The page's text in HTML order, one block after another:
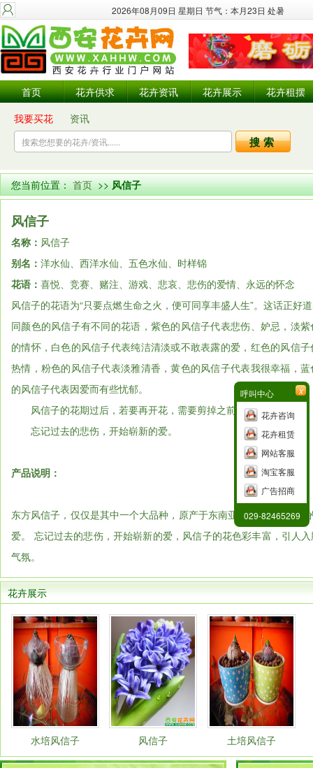
2026年08月09日 星期日 节气：本月23日 处暑
首页 花卉供求 花卉资讯 花卉展示
花卉租摆
我要买花
资讯
您当前位置：首页>>风信子
风信子
名称： 风信子
别名： 洋水仙、西洋水仙、五色水仙、时样锦
花语： 喜悦、竞赛、赌注、游戏、悲哀、悲伤的爱情、永远的怀念
风信子的花语为“只要点燃生命之火，便可同享丰盛人生”。这话正好
同颜色的风信子有不同的花语，紫色的风信子代表悲伤、妒忌，淡
的情怀，白色的风信子代表纯洁清淡或不敢表露的爱，红色的风信
热情，粉色的风信子代表淡雅清香，黄色的风信子代表我很幸福，
的风信子代表因爱而有些忧郁。
风信子的花期过后，若要再开花，需要剪掉之前奄奄一息的花朵
忘记过去的悲伤，开始崭新的爱。
产品说明：
东方风信子，仅仅是其中一个大品种，原产于东南亚和西亚。风信
爱。 忘记过去的悲伤，开始崭新的爱，风信子的花色彩丰富，引人
气氛。
花卉展示
水培风信子 风信子 土培风信子
呼叫中心 x
花卉咨询
花卉租赁
网站客服
淘宝客服
广告招商
029-82465269